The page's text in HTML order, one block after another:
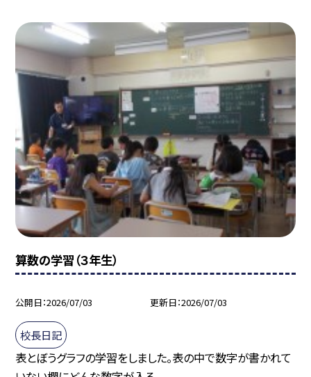
算数の学習（３年生）
公開日 2026/07/03 更新日 2026/07/03
校長日記
表とぼうグラフの学習をしました。表の中で数字が書かれて